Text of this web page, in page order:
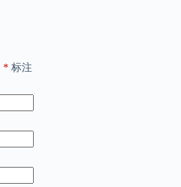
* 标注